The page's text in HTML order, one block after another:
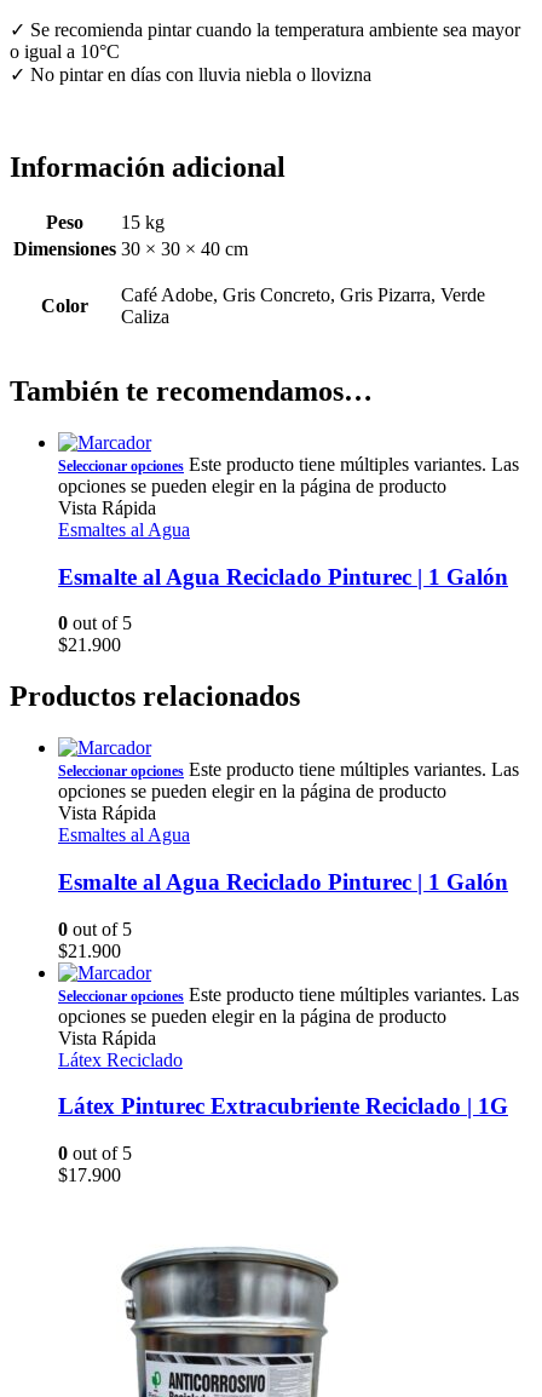
✓ Se recomienda pintar cuando la temperatura ambiente sea mayor
o igual a 10°C
✓ No pintar en días con lluvia niebla o llovizna
Información adicional
Peso
15 kg
Dimensiones 30 × 30 × 40 cm
Color
Café Adobe, Gris Concreto, Gris Pizarra, Verde
Caliza
También te recomendamos…
Seleccionar opciones Este producto tiene múltiples variantes. Las
opciones se pueden elegir en la página de producto
Vista Rápida
Esmaltes al Agua
Esmalte al Agua Reciclado Pinturec | 1 Galón
0 out of 5
$21.900
Productos relacionados
Seleccionar opciones Este producto tiene múltiples variantes. Las
opciones se pueden elegir en la página de producto
Vista Rápida
Esmaltes al Agua
Esmalte al Agua Reciclado Pinturec | 1 Galón
0 out of 5
$21.900
Seleccionar opciones Este producto tiene múltiples variantes. Las
opciones se pueden elegir en la página de producto
Vista Rápida
Látex Reciclado
Látex Pinturec Extracubriente Reciclado | 1G
0 out of 5
$17.900